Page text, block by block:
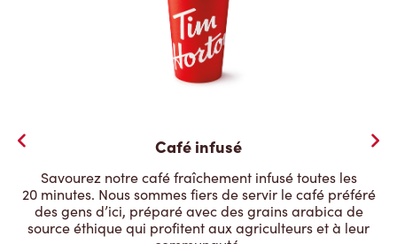
Café infusé
Savourez notre café fraîchement infusé toutes les
20 minutes. Nous sommes fiers de servir le café préféré
des gens d’ici, préparé avec des grains arabica de
source éthique qui profitent aux agriculteurs et à leur